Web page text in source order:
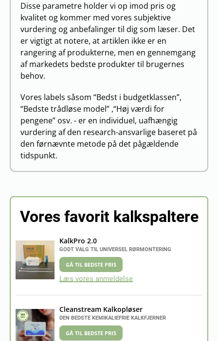
Disse parametre holder vi op imod pris og
kvalitet og kommer med vores subjektive
vurdering og anbefalinger til dig som læser. Det
er vigtigt at notere, at artiklen ikke er en
rangering af produkterne, men en gennemgang
af markedets bedste produkter til brugernes
behov.
Vores labels såsom “Bedst i budgetklassen”,
“Bedste trådløse model” ,“Høj værdi for
pengene” osv. - er en individuel, uafhængig
vurdering af den research-ansvarlige baseret på
den førnævnte metode på det pågældende
tidspunkt.
Vores favorit kalkspaltere
KalkPro 2.0
GODT VALG TIL UNIVERSEL RØRMONTERING
GÅ TIL BEDSTE PRIS
Læs vores anmeldelse
Cleanstream Kalkopløser
DEN BEDSTE KEMIKALIEFRIE KALKFJERNER
GÅ TIL BEDSTE PRIS